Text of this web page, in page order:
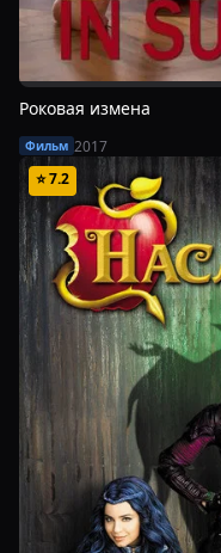
Роковая измена
Фильм 2017
⭐7.2